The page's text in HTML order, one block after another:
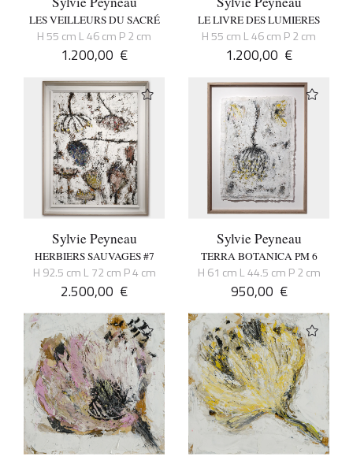
LES VEILLEURS DU SACRÉ
H 55 cm L 46 cm P 2 cm
1.200,00 €
LE LIVRE DES LUMIERES
H 55 cm L 46 cm P 2 cm
1.200,00 €
Sylvie Peyneau
HERBIERS SAUVAGES #7
H 92.5 cm L 72 cm P 4 cm
2.500,00 €
Sylvie Peyneau
TERRA BOTANICA PM 6
H 61 cm L 44.5 cm P 2 cm
950,00 €